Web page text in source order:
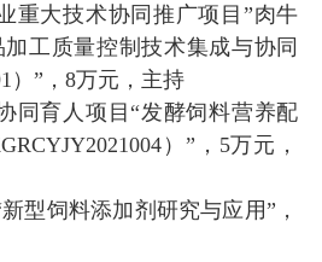
重大技术协同推广项目 ”肉牛
工质量控制技术集成与协同
） ” ， 8万元，主持
同育人项目 “发酵饲料营养配
） ” ， 5万元，
新型饲料添加剂研究与应用” ，